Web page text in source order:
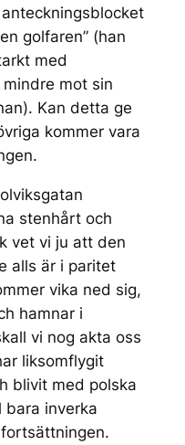
golfaren” (han
med
mot sin
Kan detta ge
kommer vara
stenhårt och
vet vi ju att den
alls är i paritet
vika ned sig,
hamnar i
vi nog akta oss
liksomflygit
blivit med polska
bara inverka